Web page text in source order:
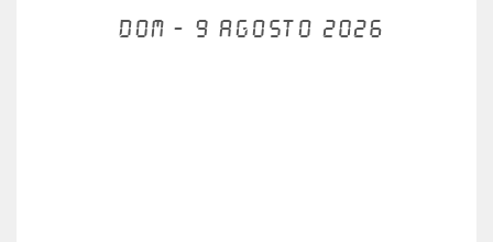
Dom - 9 agosto 2026